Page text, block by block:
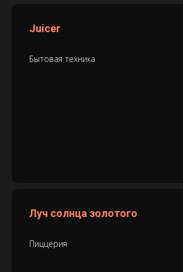
Juicer
Бытовая техника
Луч солнца золотого
Пиццерия